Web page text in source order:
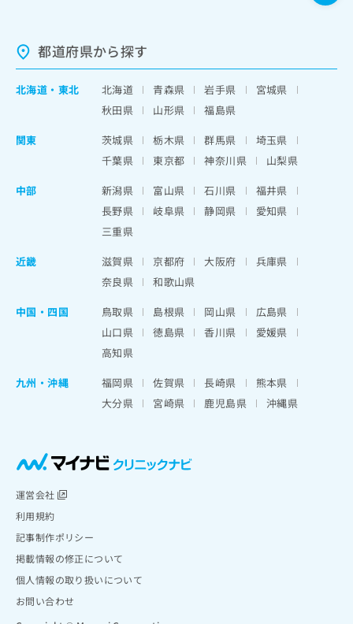
都道府県から探す
北海道 ・ 東北 北海道 青森県 岩手県
宮城県
秋田県
山形県
福島県
関東
茨城県 栃木県 群馬県
埼玉県
千葉県
東京都 神奈川県
山梨県
中部
新潟県 富山県 石川県
福井県
長野県
岐阜県 静岡県
愛知県
三重県
近畿
滋賀県 京都府 大阪府
兵庫県
奈良県
和歌山県
中国・四国
鳥取県 島根県 岡山県
広島県
山口県
徳島県 香川県
愛媛県
高知県
九州・沖縄
福岡県 佐賀県 長崎県
熊本県
大分県
宮崎県 鹿児島県 沖縄県
運営会社
利用規約
記事制作ポリシー
掲載情報の修正について
個人情報の取り扱いについて
お問い合わせ